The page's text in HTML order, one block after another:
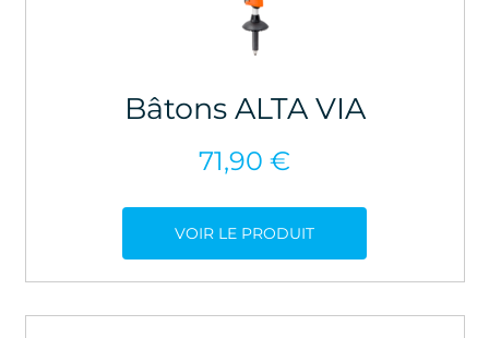
Bâtons ALTA VIA
71,90 €
VOIR LE PRODUIT